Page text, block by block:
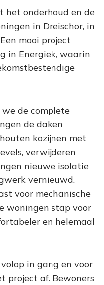
het onderhoud en de
in Dreischor, in
mooi project
in Energiek, waarin
de complete
de daken
kozijnen met
verwijderen
nieuwe isolatie
vernieuwd.
voor mechanische
woningen stap voor
en helemaal
in gang en voor
project af. Bewoners